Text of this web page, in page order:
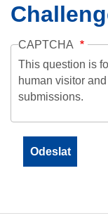
CAPTCHA
This question is
human visitor
submissions.